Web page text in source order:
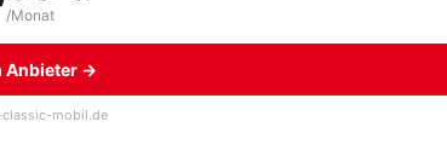
/Monat
Anbieter →
mobil.de